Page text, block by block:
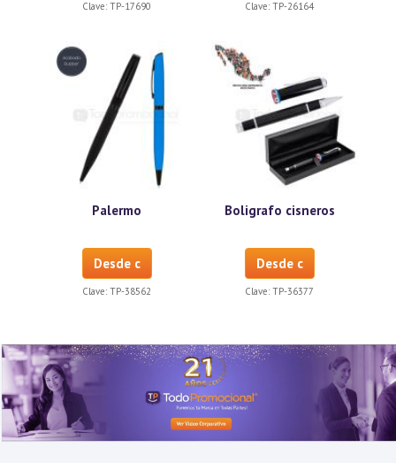
Clave: TP-17690 Clave: TP-26164
Palermo
Desde c
Clave: TP-38562
Boligrafo cisneros
Desde c
Clave: TP-36377